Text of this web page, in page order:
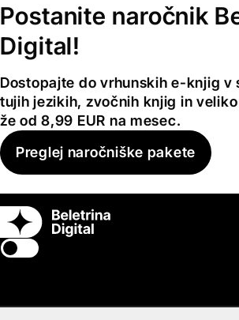
Postanite naročnik
Digital!
Dostopajte do vrhunskih e-knjig v
tujih jezikih, zvočnih knjig in
že od 8,99 EUR na mesec.
Preglej naročniške pakete
Switch theme